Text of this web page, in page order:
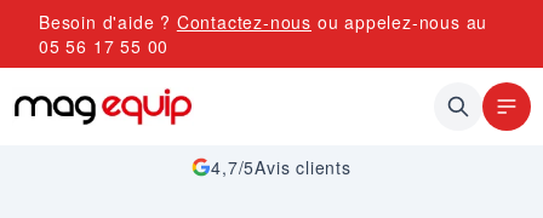
Allez au contenu
Besoin d'aide ? Contactez-nous ou appelez-nous au
05 56 17 55 00
4,7/5Avis clients